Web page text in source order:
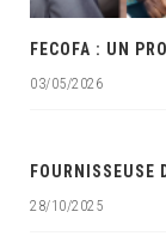
03/05/2026
28/10/2025